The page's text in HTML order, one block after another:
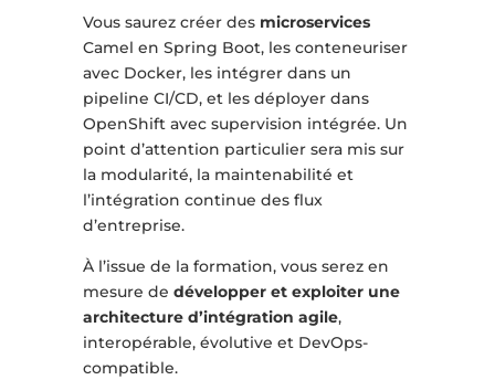
Vous saurez créer des microservices
Camel en Spring Boot, les conteneuriser
avec Docker, les intégrer dans un
pipeline CI/CD, et les déployer dans
OpenShift avec supervision intégrée. Un
point d’attention particulier sera mis sur
la modularité, la maintenabilité et
l’intégration continue des flux
d’entreprise.
À l’issue de la formation, vous serez en
mesure de développer et exploiter une
architecture d’intégration agile,
interopérable, évolutive et DevOps-
compatible.